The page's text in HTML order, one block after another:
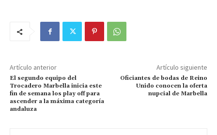
Artículo anterior
El segundo equipo del
Trocadero Marbella inicia este
fin de semana los play off para
ascender a la máxima categoría
andaluza
Artículo siguiente
Oficiantes de bodas de Reino
Unido conocen la oferta
nupcial de Marbella